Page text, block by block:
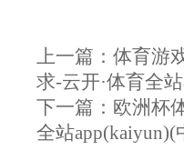
上一篇： 体育游
求-云开·体育全
下一篇： 欧洲杯
全站